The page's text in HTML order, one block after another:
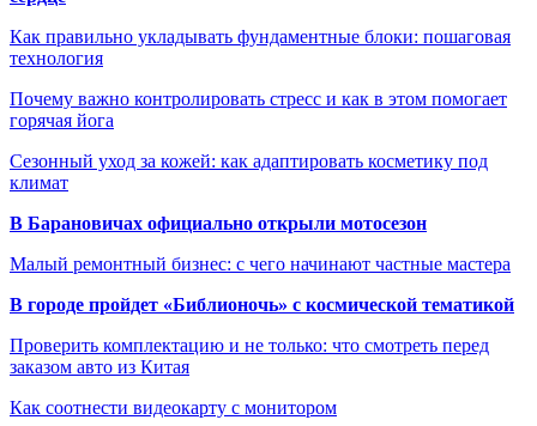
Как правильно укладывать фундаментные блоки: пошаговая
технология
Почему важно контролировать стресс и как в этом помогает
горячая йога
Сезонный уход за кожей: как адаптировать косметику под
климат
В Барановичах официально открыли мотосезон
Малый ремонтный бизнес: с чего начинают частные мастера
В городе пройдет «Библионочь» с космической тематикой
Проверить комплектацию и не только: что смотреть перед
заказом авто из Китая
Как соотнести видеокарту с монитором